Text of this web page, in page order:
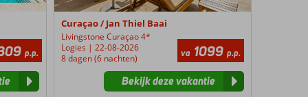
p.p.
Curaçao / Jan Thiel Baai
Livingstone Curaçao 4*
Logies | 22-08-2026
8 dagen (6 nachten)
va 1099 p.p.
Bekijk deze vakantie